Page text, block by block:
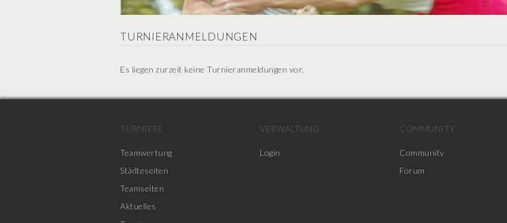
TURNIERANMELDUNGEN
Es liegen zurzeit keine Turnieranmeldungen vor.
TURNIERE
Teamwertung
Städteseiten
Teamseiten
Aktuelles
VERWALTUNG
Login
COMMUNITY
Community
Forum